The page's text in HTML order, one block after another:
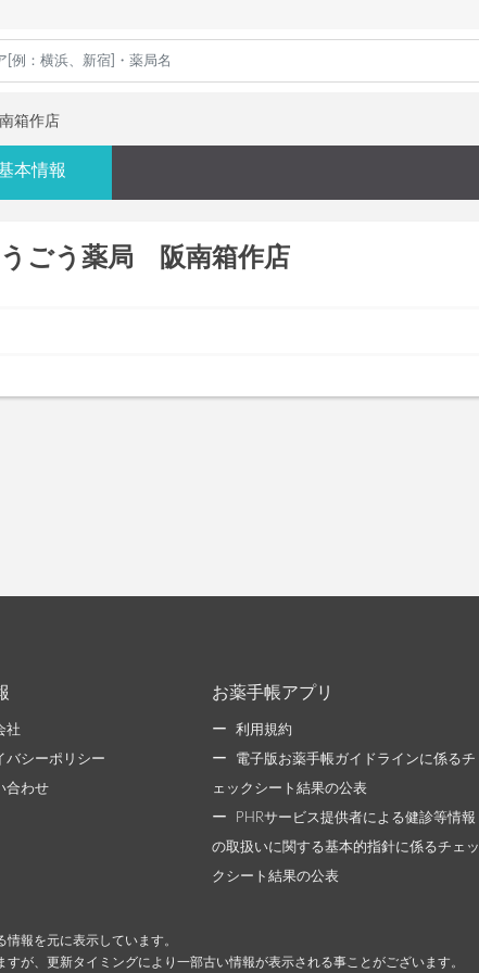
箱作店
本情報
ごう薬局 阪南箱作店
社
バシーポリシー
合わせ
お薬手帳アプリ
利用規約
電子版お薬手帳ガイドラインに係るチ
ェックシート結果の公表
PHRサービス提供者による健診等情報
の取扱いに関する基本的指針に係るチェッ
クシート結果の公表
報を元に表示しています。
が、更新タイミングにより一部古い情報が表示される事ことがございます。